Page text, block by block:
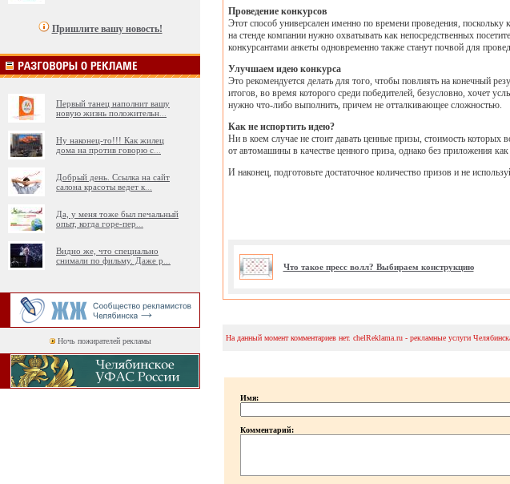
Пришлите вашу новость!
Первый танец наполнит вашу
новую жизнь положительн
Ну наконец-то!!! Как жилец
дома на против говорю с
Добрый день. Ссылка на сайт
салона красоты ведет к
Да, у меня тоже был печальный
опыт, когда горе-пер
Видно же, что специально
снимали по фильму. Даже р
Ночь пожирателей рекламы
Проведение конкурсов
Этот способ универсален именно по времени проведения,
на стенде компании нужно охватывать как непосредственных
конкурсантами анкеты одновременно также станут почвой для
Улучшаем идею конкурса
Это рекомендуется делать для того, чтобы повлиять на конечный
итогов, во время которого среди победителей, безусловно, хочет
нужно что-либо выполнить, причем не отталкивающее сложностью.
Как не испортить идею?
Ни в коем случае не стоит давать ценные призы, стоимость
от автомашины в качестве ценного приза, однако без приложения как
И наконец, подготовьте достаточное количество призов и не
Что такое пресс волл? Выбираем конструкцию
На данный момент комментариев нет. chelReklama.ru - рекламные услуги
Имя:
Комментарий: